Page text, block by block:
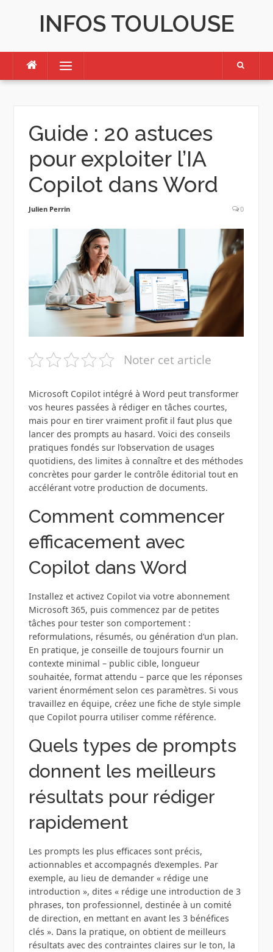
INFOS TOULOUSE
Menu
Guide : 20 astuces
pour exploiter l’IA
Copilot dans Word
Julien Perrin 0
Noter cet article
Microsoft Copilot intégré à Word peut transformer
vos heures passées à rédiger en tâches courtes,
mais pour en tirer vraiment profit il faut plus que
lancer des prompts au hasard. Voici des conseils
pratiques fondés sur l’observation de usages
quotidiens, des limites à connaître et des méthodes
concrètes pour garder le contrôle éditorial tout en
accélérant votre production de documents.
Comment commencer
efficacement avec
Copilot dans Word
Installez et activez Copilot via votre abonnement
Microsoft 365, puis commencez par de petites
tâches pour tester son comportement :
reformulations, résumés, ou génération d’un plan.
En pratique, je conseille de toujours fournir un
contexte minimal – public cible, longueur
souhaitée, format attendu – parce que les réponses
varient énormément selon ces paramètres. Si vous
travaillez en équipe, créez une fiche de style simple
que Copilot pourra utiliser comme référence.
Quels types de prompts
donnent les meilleurs
résultats pour rédiger
rapidement
Les prompts les plus efficaces sont précis,
actionnables et accompagnés d’exemples. Par
exemple, au lieu de demander « rédige une
introduction », dites « rédige une introduction de 3
phrases, ton professionnel, destinée à un comité
de direction, en mettant en avant les 3 bénéfices
clés ». Dans la pratique, on obtient de meilleurs
résultats avec des contraintes claires sur le ton, la